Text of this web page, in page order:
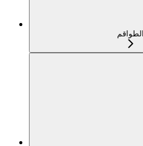
الطواقم